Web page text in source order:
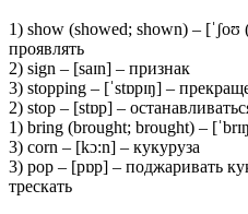
1) show (showed; shown) – [ˈʃoʊ
проявлять
2) sign – [saɪn] – признак
3) stopping – [ˈstɒpɪŋ] –
2) stop – [stɒp] –
1) bring (brought; brought) –
3) corn – [kɔ:n] – кукуруза
3) pop – [pɒp] – поджаривать
трескать